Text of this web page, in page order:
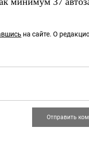
на сайте. О